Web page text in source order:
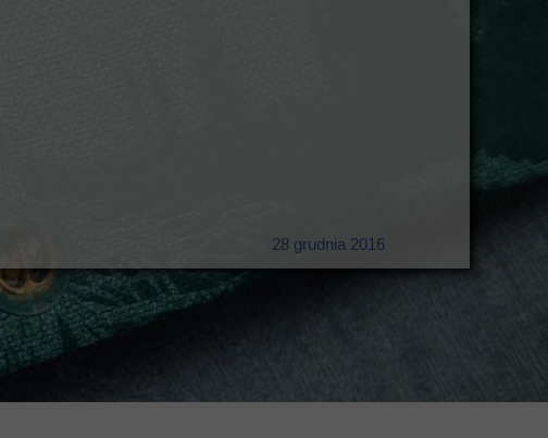
28 grudnia 2016